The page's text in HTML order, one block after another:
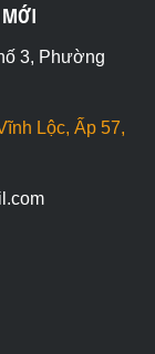
MỚI
3, Phường
Lộc, Ấp 57,